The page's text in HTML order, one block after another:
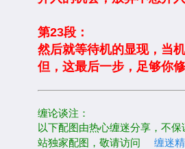
第23段：
然后就等待机的显现，当
但，这最后一步，足够你修
缠论谈注：
以下配图由热心缠迷分享，不
站独家配图，敬请访问
缠迷